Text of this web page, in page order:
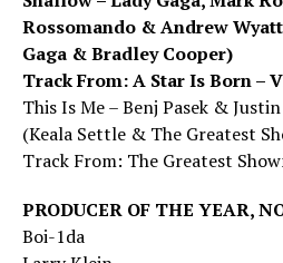
Rossomando & Andrew
Gaga & Bradley Cooper)
Track From: A Star Is Born –
This Is Me – Benj Pasek &
(Keala Settle & The Greatest
Track From: The Greatest
PRODUCER OF THE YEAR,
Boi-1da